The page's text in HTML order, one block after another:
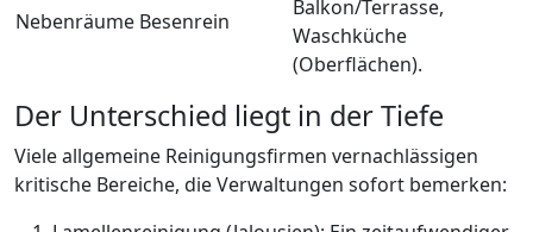
Nebenräume Besenrein
Balkon/Terrasse,
Waschküche
(Oberflächen).
Der Unterschied liegt in der Tiefe
Viele allgemeine Reinigungsfirmen vernachlässigen
kritische Bereiche, die Verwaltungen sofort bemerken: